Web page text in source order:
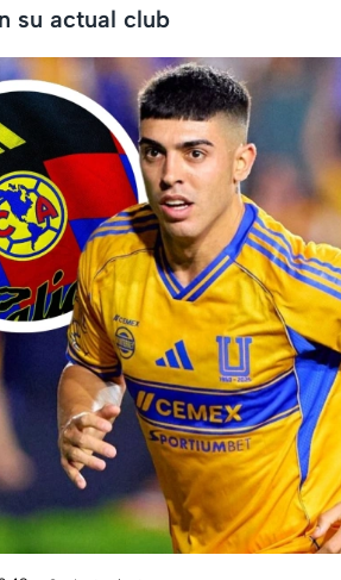
su actual club